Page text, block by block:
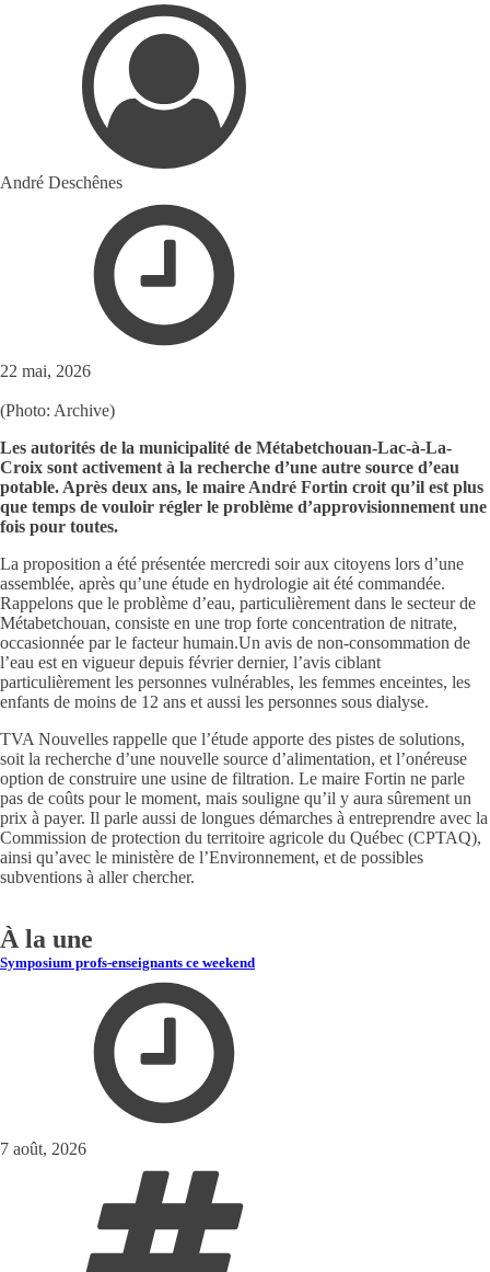
André Deschênes
22 mai, 2026
(Photo: Archive)
Les autorités de la municipalité de Métabetchouan-Lac-à-La-
Croix sont activement à la recherche d’une autre source d’eau
potable. Après deux ans, le maire André Fortin croit qu’il est plus
que temps de vouloir régler le problème d’approvisionnement une
fois pour toutes.
La proposition a été présentée mercredi soir aux citoyens lors d’une
assemblée, après qu’une étude en hydrologie ait été commandée.
Rappelons que le problème d’eau, particulièrement dans le secteur de
Métabetchouan, consiste en une trop forte concentration de nitrate,
occasionnée par le facteur humain.Un avis de non-consommation de
l’eau est en vigueur depuis février dernier, l’avis ciblant
particulièrement les personnes vulnérables, les femmes enceintes, les
enfants de moins de 12 ans et aussi les personnes sous dialyse.
TVA Nouvelles rappelle que l’étude apporte des pistes de solutions,
soit la recherche d’une nouvelle source d’alimentation, et l’onéreuse
option de construire une usine de filtration. Le maire Fortin ne parle
pas de coûts pour le moment, mais souligne qu’il y aura sûrement un
prix à payer. Il parle aussi de longues démarches à entreprendre avec la
Commission de protection du territoire agricole du Québec (CPTAQ),
ainsi qu’avec le ministère de l’Environnement, et de possibles
subventions à aller chercher.
À la une
Symposium profs-enseignants ce weekend
7 août, 2026